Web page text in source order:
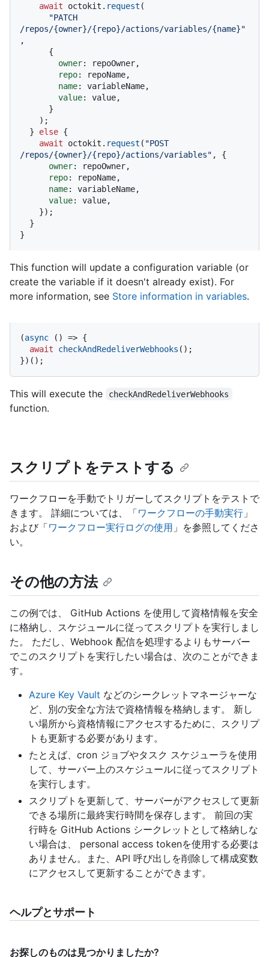
await octokit. request (
"PATCH
/repos/{owner}/{repo}/actions/variables/{name}"
,
owner: repoOwner,
repo: repoName,
name: variableName,
value: value,
  }
else {
await octokit. request ( "POST
/repos/{owner}/{repo}/actions/variables" , {
owner: repoOwner,
repo: repoName,
name: variableName,
value: value,
}
This function will update a configuration variable (or
create the variable if it doesn't already exist). For
more information, see Store information in variables.
(async () => {
await
checkAndRedeliverWebhooks ();
})();
This will execute the checkAndRedeliverWebhooks
function.
スクリプトをテストする
ワークフローを手動でトリガーしてスクリプトをテストで
きます。 詳細については、「ワークフローの手動実行 」
および「ワークフロー実行ログの使用 」を参照してくださ
い。
その他の方法
この例では、 GitHub Actions を使用して資格情報を安全
に格納し、スケジュールに従ってスクリプトを実行しまし
た。 ただし、Webhook 配信を処理するよりもサーバー
でこのスクリプトを実行したい場合は、次のことができま
す。
Azure Key Vault などのシークレットマネージャーな
ど、別の安全な方法で資格情報を格納します。 新し
い場所から資格情報にアクセスするために、スクリプ
トも更新する必要があります。
たとえば、cron ジョブやタスク スケジューラを使用
して、サーバー上のスケジュールに従ってスクリプト
を実行します。
スクリプトを更新して、サーバーがアクセスして更新
できる場所に最終実行時間を保存します。 前回の実
行時を GitHub Actions シークレットとして格納しな
い場合は、 personal access tokenを使用する必要は
ありません。また、API 呼び出しを削除して構成変数
にアクセスして更新することができます。
ヘルプとサポート
お探しのものは見つかりましたか?